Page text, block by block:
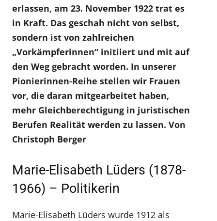
erlassen, am 23. November 1922 trat es
in Kraft. Das geschah nicht von selbst,
sondern ist von zahlreichen
„Vorkämpferinnen“ initiiert und mit auf
den Weg gebracht worden. In unserer
Pionierinnen-Reihe stellen wir Frauen
vor, die daran mitgearbeitet haben,
mehr Gleichberechtigung in juristischen
Berufen Realität werden zu lassen. Von
Christoph Berger
Marie-Elisabeth Lüders (1878-
1966) – Politikerin
Marie-Elisabeth Lüders wurde 1912 als